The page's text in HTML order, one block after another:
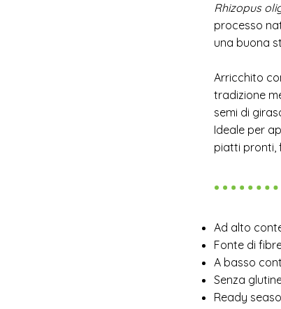
Rhizopus
processo
una buona
Arricchito
tradizione
semi di
Ideale per
piatti pronti,
Ad alto
Fonte di
A basso
Senza
Ready